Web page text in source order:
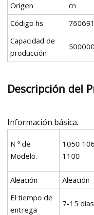
Origen
cn
Código hs
Capacidad de
producción
Descripción del
Información básica.
N º de
Modelo.
1050
1100
Aleación Aleación
El tiempo de
entrega
7-15 días